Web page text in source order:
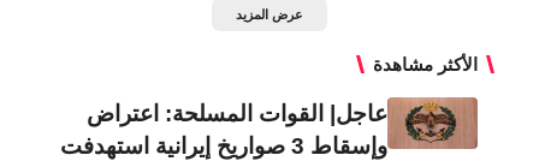
عرض المزيد
الأكثر مشاهدة
عاجل| القوات المسلحة: اعتراض
وإسقاط 3 صواريخ إيرانية استهدفت